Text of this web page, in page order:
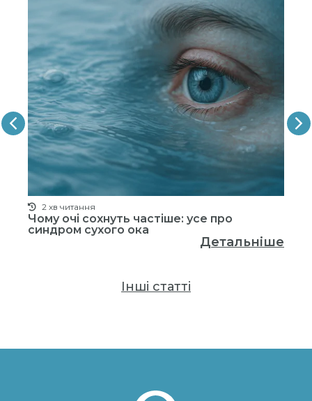
2 хв читання
Чому очі сохнуть частіше: усе про
синдром сухого ока
Детальніше
Інші статті